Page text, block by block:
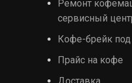
Ремонт
сервисный
Кофе-брейк
Прайс на кофе
Доставка